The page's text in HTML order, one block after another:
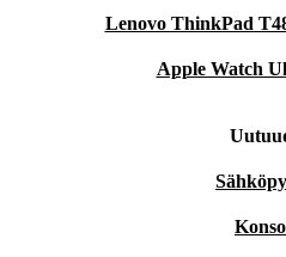
Lenovo ThinkPad
Apple Watch